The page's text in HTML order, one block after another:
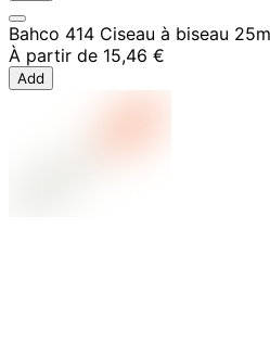
Bahco 414 Ciseau à biseau
À partir de 15,46 €
Add